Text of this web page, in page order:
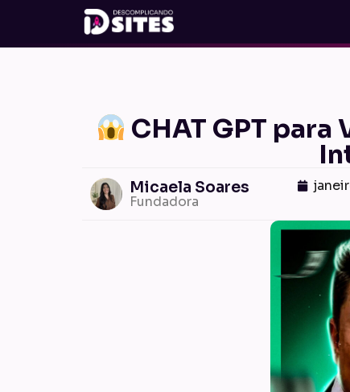
CHAT GPT
Micaela Soares
Fundadora